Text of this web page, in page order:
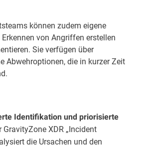
können zudem eigene
von Angriffen erstellen
Sie verfügen über
Abwehroptionen, die in kurzer Zeit
Identifikation und priorisierte
GravityZone XDR „Incident
die Ursachen und den